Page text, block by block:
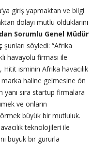
giriş yapmaktan ve bilgi
dolayı mutlu olduklarını
Sorumlu Genel Müdür
şunları söyledi: “Afrika
havayolu firması ile
isminin Afrika havacılık
haline gelmesine ön
yanı sıra startup firmalara
ve onların
büyük bir mutluluk.
teknolojileri ile
büyük bir gururla